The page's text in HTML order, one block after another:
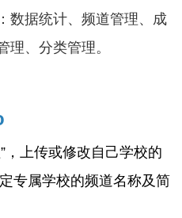
数据统计、频道管理、成
理、分类管理。
，上传或修改自己学校的
专属学校的频道名称及简